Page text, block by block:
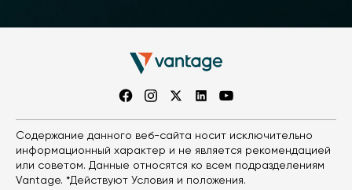
Содержание данного веб-сайта носит исключительно
информационный характер и не является рекомендацией
или советом. Данные относятся ко всем подразделениям
Vantage. *Действуют Условия и положения.